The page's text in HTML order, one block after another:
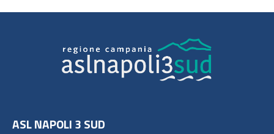
ASL NAPOLI 3 SUD